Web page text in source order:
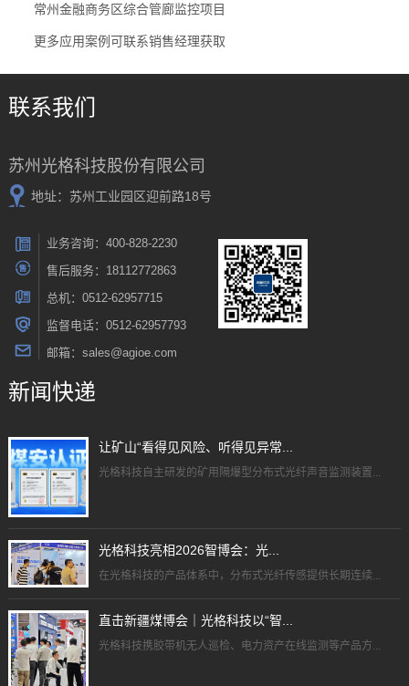
常州金融商务区综合管廊监控项目
更多应用案例可联系销售经理获取
联系我们
苏州光格科技股份有限公司
地址：苏州工业园区迎前路18号
业务咨询：400-828-2230
售后服务：18112772863
总机：0512-62957715
监督电话：0512-62957793
邮箱：sales@agioe.com
新闻快递
让矿山“看得见风险、听得见异常...
光格科技自主研发的矿用隔爆型分布式光纤声音监测装置...
光格科技亮相2026智博会：光...
在光格科技的产品体系中，分布式光纤传感提供长期连续...
直击新疆煤博会｜光格科技以“智...
光格科技携胶带机无人巡检、电力资产在线监测等产品方...